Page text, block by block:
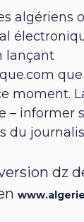
algériens
lançant
que
moment.
– informer
du
dz